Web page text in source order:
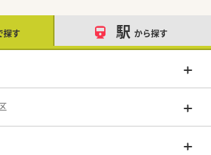
探す 駅 から探す